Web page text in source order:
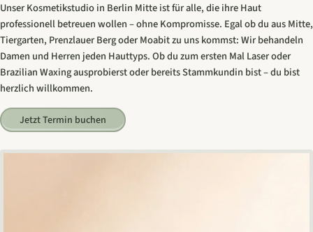
Unser Kosmetikstudio in Berlin Mitte ist für alle, die ihre Haut
professionell betreuen wollen – ohne Kompromisse. Egal ob du aus Mitte,
Tiergarten, Prenzlauer Berg oder Moabit zu uns kommst: Wir behandeln
Damen und Herren jeden Hauttyps. Ob du zum ersten Mal Laser oder
Brazilian Waxing ausprobierst oder bereits Stammkundin bist – du bist
herzlich willkommen.
Jetzt Termin buchen